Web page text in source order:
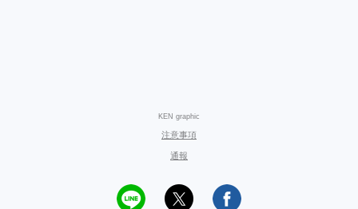
KEN graphic
注意事項
通報